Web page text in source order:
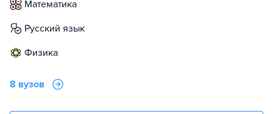
математика
русский язык
физика
8 вузов